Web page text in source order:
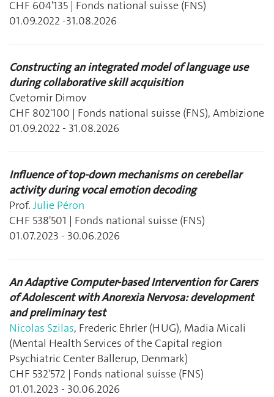
CHF 604'135 | Fonds national suisse (FNS)
01.09.2022 -31.08.2026
Constructing an integrated model of language use
during collaborative skill acquisition
Cvetomir Dimov
CHF 802'100 | Fonds national suisse (FNS), Ambizione
01.09.2022 - 31.08.2026
Influence of top-down mechanisms on cerebellar
activity during vocal emotion decoding
Prof. Julie Péron
CHF 538'501 | Fonds national suisse (FNS)
01.07.2023 - 30.06.2026
An Adaptive Computer-based Intervention for Carers
of Adolescent with Anorexia Nervosa: development
and preliminary test
Nicolas Szilas, Frederic Ehrler (HUG), Madia Micali
(Mental Health Services of the Capital region
Psychiatric Center Ballerup, Denmark)
CHF 532'572 | Fonds national suisse (FNS)
01.01.2023 - 30.06.2026